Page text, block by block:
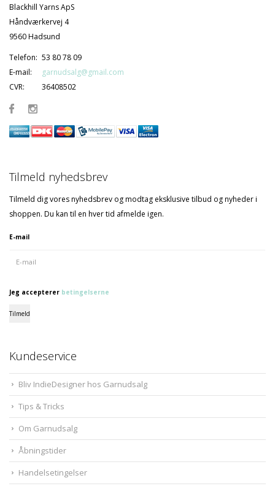
Blackhill Yarns ApS
Håndværkervej 4
9560 Hadsund
Telefon: 53 80 78 09
E-mail:
garnudsalg@gmail.com
CVR:
36408502
Tilmeld nyhedsbrev
Tilmeld dig vores nyhedsbrev og modtag eksklusive tilbud og nyheder i
shoppen. Du kan til en hver tid afmelde igen.
E-mail
Jeg accepterer betingelserne
Tilmeld
Kundeservice
Bliv IndieDesigner hos Garnudsalg
Tips & Tricks
Om Garnudsalg
Åbningstider
Handelsetingelser